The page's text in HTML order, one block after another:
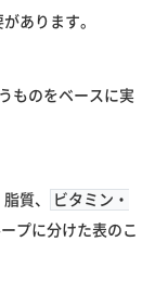
あります。
ものをベースに実
質、
ビタミン・
プに分けた表のこ